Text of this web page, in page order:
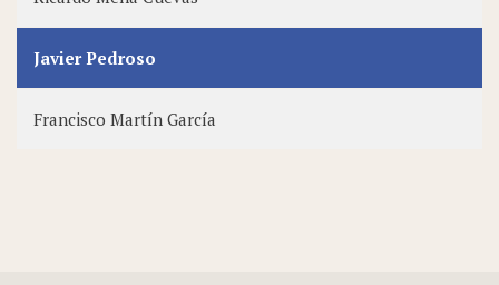
Javier Pedroso
Francisco Martín García